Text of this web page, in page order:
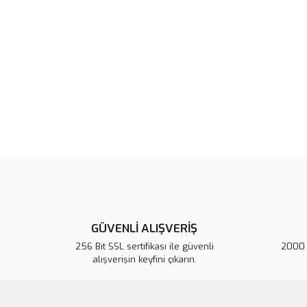
GÜVENLİ ALIŞVERİŞ
256 Bit SSL sertifikası ile güvenli
alışverişin keyfini çıkarın.
2000